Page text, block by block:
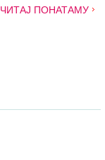
ЧИТАЈ ПОНАТАМУ